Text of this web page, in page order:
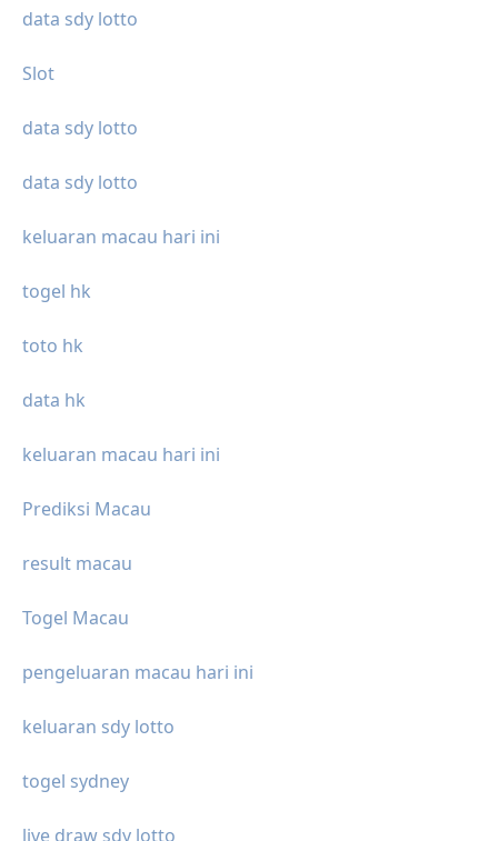
data sdy lotto
Slot
data sdy lotto
data sdy lotto
keluaran macau hari ini
togel hk
toto hk
data hk
keluaran macau hari ini
Prediksi Macau
result macau
Togel Macau
pengeluaran macau hari ini
keluaran sdy lotto
togel sydney
live draw sdy lotto